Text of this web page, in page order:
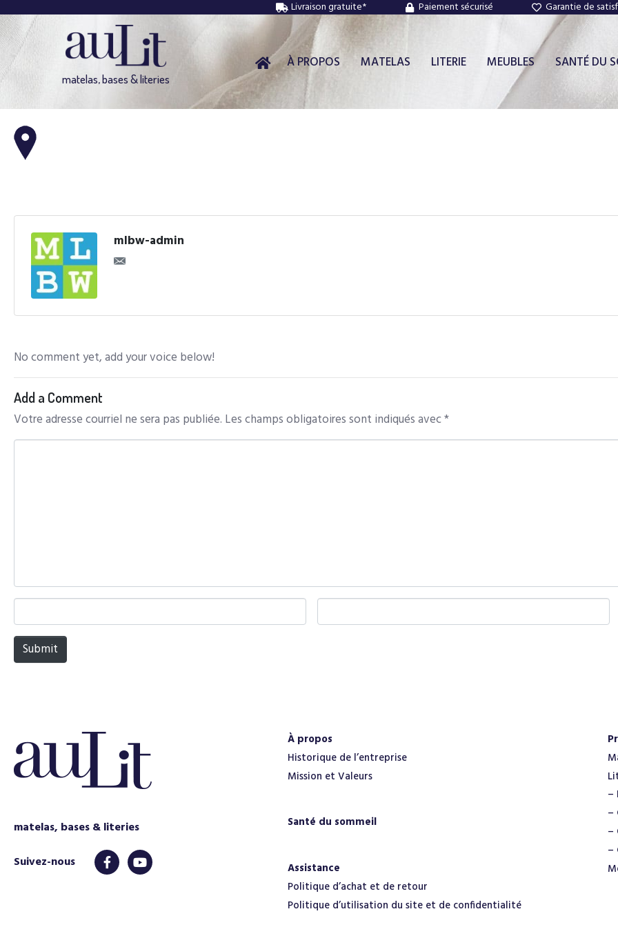
Livraison gratuite* Paiement sécurisé Garantie de
matelas, bases & literies
À PROPOS MATELAS LITERIE MEUBLES SANTÉ DU
mlbw-admin
No comment yet, add your voice below!
Add a Comment
Votre adresse courriel ne sera pas publiée. Les champs obligatoires sont indiqués avec*
C
N
a
m
e
E
m
Submit
matelas, bases & literies
À propos
Historique de l’entreprise
Mission et Valeurs
Santé du sommeil
Assistance
Politique d’achat et de retour
Politique d’utilisation du site et de confidentialité
–
–
–
–